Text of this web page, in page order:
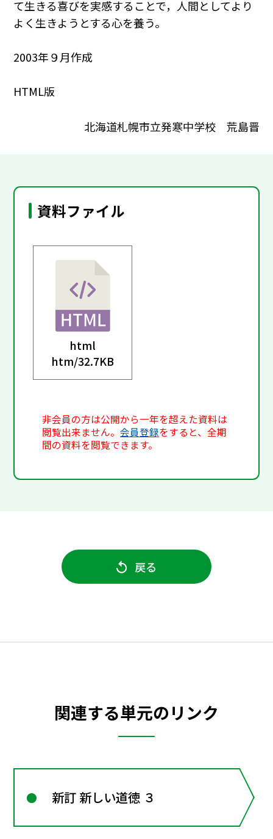
て生きる喜びを実感することで，人間としてより
よく生きようとする心を養う。
2003年９月作成
HTML版
北海道札幌市立発寒中学校 荒島晋
資料ファイル
html
htm/32.7KB
非会員の方は公開から一年を超えた資料は
閲覧出来ません。会員登録をすると、全期
間の資料を閲覧できます。
戻る
関連する単元のリンク
新訂 新しい道徳 ３